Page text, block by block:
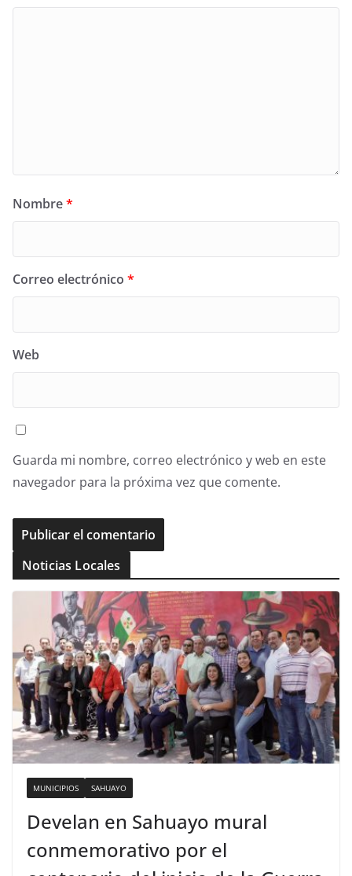
Nombre*
Correo electrónico *
Web
Guarda mi nombre, correo electrónico y web en este
navegador para la próxima vez que comente.
Noticias Locales
MUNICIPIOS SAHUAYO
Develan en Sahuayo mural
conmemorativo por el